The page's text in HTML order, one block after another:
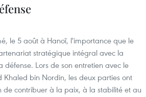
le 5 août à Hanoï, l'importance que le
stratégique intégral avec la
Lors de son entretien avec le
bin Nordin, les deux parties ont
contribuer à la paix, à la stabilité et au